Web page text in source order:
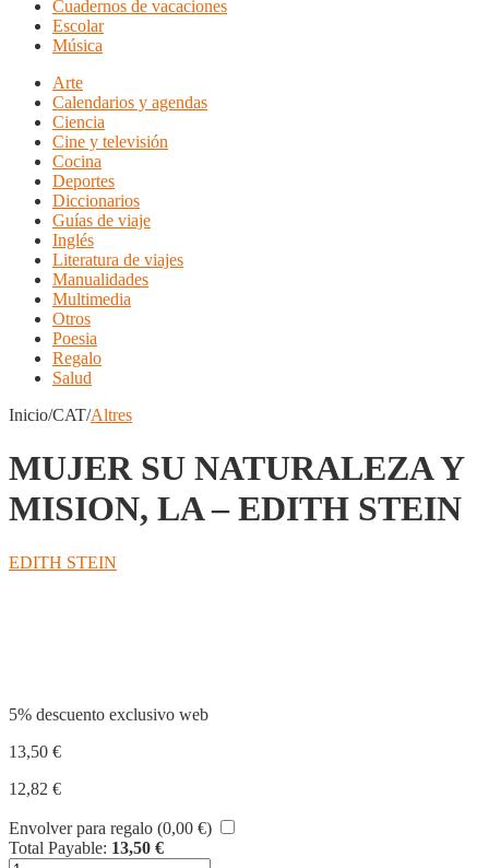
Cuadernos de vacaciones
Escolar
Música
Arte
Calendarios y agendas
Ciencia
Cine y televisión
Cocina
Deportes
Diccionarios
Guías de viaje
Inglés
Literatura de viajes
Manualidades
Multimedia
Otros
Poesia
Regalo
Salud
Inicio/CAT/Altres
MUJER SU NATURALEZA Y
MISION, LA – EDITH STEIN
EDITH STEIN
5% descuento exclusivo web
13,50 €
12,82 €
Envolver para regalo (0,00 €)
Total Payable: 13,50 €